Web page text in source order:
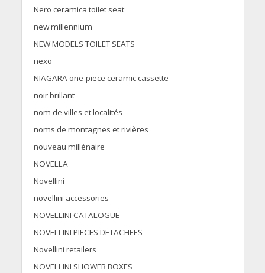
Nero ceramica toilet seat
new millennium
NEW MODELS TOILET SEATS
nexo
NIAGARA one-piece ceramic cassette
noir brillant
nom de villes et localités
noms de montagnes et rivières
nouveau millénaire
NOVELLA
Novellini
novellini accessories
NOVELLINI CATALOGUE
NOVELLINI PIECES DETACHEES
Novellini retailers
NOVELLINI SHOWER BOXES